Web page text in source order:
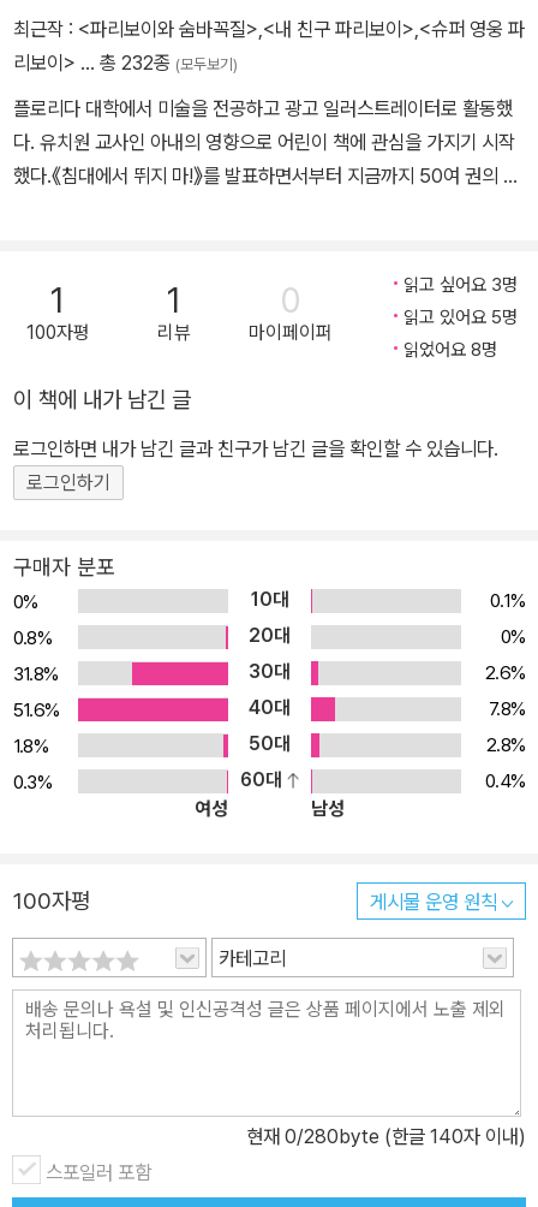
최근작 : <파리보이와 숨바꼭질>,<내 친구 파리보이>,<슈퍼 영웅 파
리보이> … 총 232종 (모두보기)
플로리다 대학에서 미술을 전공하고 광고 일러스트레이터로 활동했
다. 유치원 교사인 아내의 영향으로 어린이 책에 관심을 가지기 시작
했다.《침대에서 뛰지 마!》를 발표하면서부터 지금까지 50여 권의 책
1
100자평
1
리뷰
0
마이페이퍼
읽고 싶어요 3명
읽고 있어요 5명
읽었어요 8명
이 책에 내가 남긴 글
로그인하면 내가 남긴 글과 친구가 남긴 글을 확인할 수 있습니다.
로그인하기
구매자 분포
0% 10대
0.1%
0.8%
20대
0%
31.8%
30대
2.6%
51.6%
40대
7.8%
1.8%
50대
2.8%
0.3%
60대
0.4%
여성
남성
100자평 게시물 운영 원칙
카테고리
현재 0/280byte (한글 140자 이내)
스포일러 포함